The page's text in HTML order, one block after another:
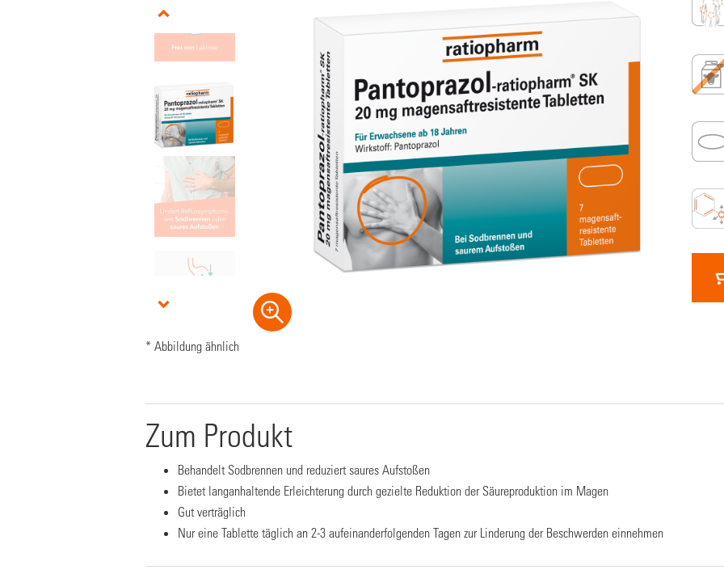
* Abbildung ähnlich
Zum Produkt
Behandelt Sodbrennen und reduziert saures Aufstoßen
Bietet langanhaltende Erleichterung durch gezielte Reduktion der Säureproduktion im Magen
Gut verträglich
Nur eine Tablette täglich an 2-3 aufeinanderfolgenden Tagen zur Linderung der Beschwerden einnehmen